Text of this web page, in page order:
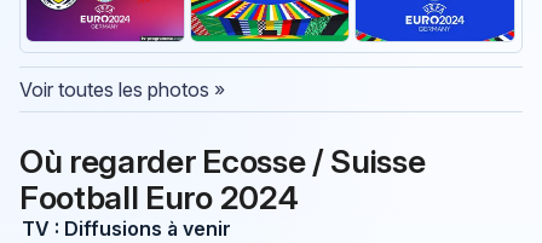
Voir toutes les photos »
Où regarder Ecosse / Suisse
Football Euro 2024
TV : Diffusions à venir